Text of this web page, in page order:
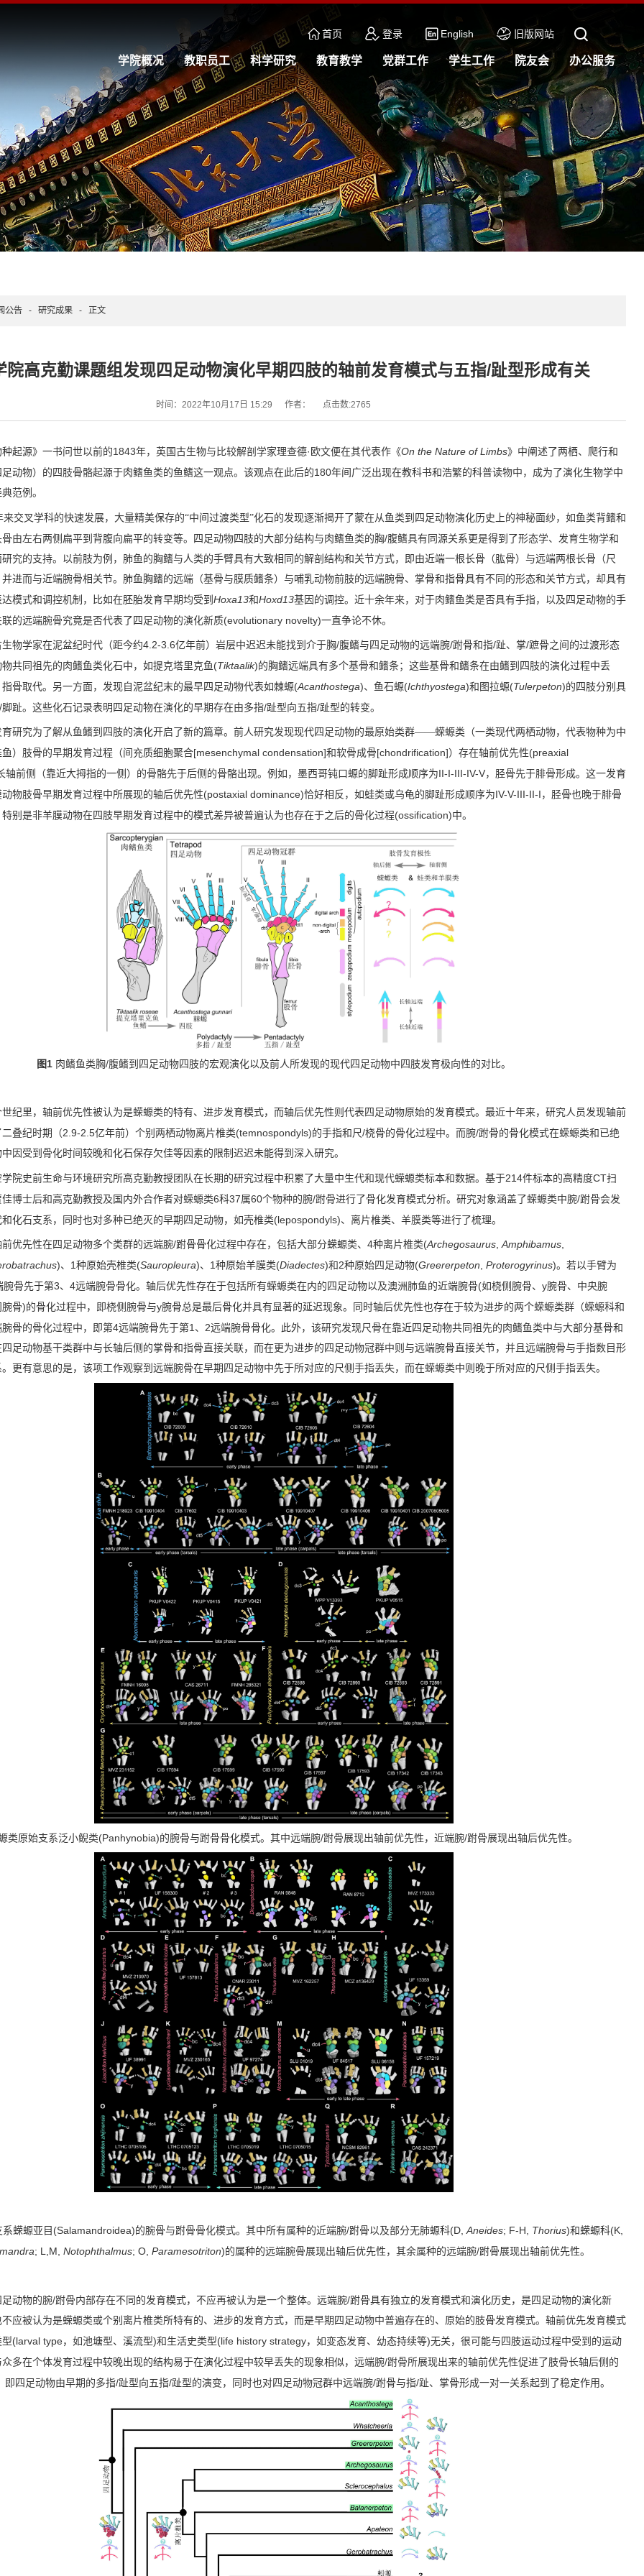
首页 登录 English 旧版网站
学院概况 教职员工 科学研究 教育教学 党群工作 学生工作 院友会 办公服务
公告 - 研究成果 - 正文
院高克勤课题组发现四足动物演化早期四肢的轴前发育模式与五指/趾型形成有关
时间：2022年10月17日 15:29 作者： 点击数:2765
起源》一书问世以前的1843年，英国古生物与比较解剖学家理查德· 欧文便在其代表作《On the Nature of Limbs》中阐述了两栖、爬行和
动物）的四肢骨骼起源于肉鳍鱼类的鱼鳍这一观点。该观点在此后的180年间广泛出现在教科书和浩繁的科普读物中，成为了演化生物学中
范例。
来交叉学科的快速发展，大量精美保存的“中间过渡类型”化石的发现逐渐揭开了蒙在从鱼类到四足动物演化历史上的神秘面纱，如鱼类背鳍和
由左右两侧扁平到背腹向扁平的转变等。四足动物四肢的大部分结构与肉鳍鱼类的胸/腹鳍具有同源关系更是得到了形态学、发育生物学和
究的支持。以前肢为例，肺鱼的胸鳍与人类的手臂具有大致相同的解剖结构和关节方式，即由近端一根长骨（肱骨）与远端两根长骨（尺
进而与近端腕骨相关节。肺鱼胸鳍的远端（基骨与膜质鳍条）与哺乳动物前肢的远端腕骨、掌骨和指骨具有不同的形态和关节方式，却具有
模式和调控机制，比如在胚胎发育早期均受到 Hoxa13和Hoxd13基因的调控。近十余年来，对于肉鳍鱼类是否具有手指，以及四足动物的手
的远端腕骨究竟是否代表了四足动物的演化新质(evolutionary novelty)一直争论不休。
物学家在泥盆纪时代（距今约4.2-3.6亿年前）岩层中迟迟未能找到介于胸/腹鳍与四足动物的远端腕/跗骨和指/趾、掌/蹠骨之间的过渡形态
共同祖先的肉鳍鱼类化石中，如提克塔里克鱼 (Tiktaalik)的胸鳍远端具有多个基骨和鳍条；这些基骨和鳍条在由鳍到四肢的演化过程中丢
骨取代。另一方面，发现自泥盆纪末的最早四足动物代表如棘螈(Acanthostega)、鱼石螈(Ichthyostega)和图拉螈(Tulerpeton)的四肢分别具
脚趾。这些化石记录表明四足动物在演化的早期存在由多指/趾型向五指/趾型的转变。
育研究为了解从鱼鳍到四肢的演化开启了新的篇章。前人研究发现现代四足动物的最原始类群——蝾螈类（一类现代两栖动物，代表物种为中
鱼）肢骨的早期发育过程（间充质细胞聚合[mesenchymal condensation]和软骨成骨[chondrification]）存在轴前优先性(preaxial
轴前侧（靠近大拇指的一侧）的骨骼先于后侧的骨骼出现。例如，墨西哥钝口螈的脚趾形成顺序为II-I-III-IV-V，胫骨先于腓骨形成。这一发育
物肢骨早期发育过程中所展现的轴后优先性(postaxial dominance)恰好相反，如蛙类或乌龟的脚趾形成顺序为IV-V-III-II-I ，胫骨也晚于腓骨
别是非羊膜动物在四肢早期发育过程中的模式差异被普遍认为也存在于之后的骨化过程(ossification)中。
图 1 肉鳍鱼类胸/腹鳍到四足动物四肢的宏观演化以及前人所发现的现代四足动物中四肢发育极向性的对比。
纪里，轴前优先性被认为是蝾螈类的特有、进步发育模式，而轴后优先性则代表四足动物原始的发育模式。最近十年来，研究人员发现轴前
叠纪时期（2.9-2.5亿年前）个别两栖动物离片椎类(temnospondyls)的手指和尺/桡骨的骨化过程中。而腕/跗骨的骨化模式在蝾螈类和已绝
因受到骨化时间较晚和化石保存欠佳等因素的限制迟迟未能得到深入研究。
院史前生命与环境研究所高克勤教授团队在长期的研究过程中积累了大量中生代和现代蝾螈类标本和数据。基于214件标本的高精度CT扫
博士后和高克勤教授及国内外合作者对蝾螈类6科37属60个物种的腕/跗骨进行了骨化发育模式分析。研究对象涵盖了蝾螈类中腕/跗骨会发
化石支系，同时也对多种已绝灭的早期四足动物，如壳椎类(lepospondyls)、离片椎类、羊膜类等进行了梳理。
优先性在四足动物多个类群的远端腕/跗骨骨化过程中存在，包括大部分蝾螈类、 4种离片椎类(Archegosaurus,Amphibamus,
)、 1种原始壳椎类(Sauropleura)、 1种原始羊膜类(Diadectes)和2种原始四足动物(Greererpeton, Proterogyrinus)。若以手臂为
腕骨先于第3、 4远端腕骨骨化。轴后优先性存在于包括所有蝾螈类在内的四足动物以及澳洲肺鱼的近端腕骨(如桡侧腕骨、 y腕骨、中央腕
骨)的骨化过程中，即桡侧腕骨与y腕骨总是最后骨化并具有显著的延迟现象。同时轴后优先性也存在于较为进步的两个蝾螈类群（蝾螈科和
骨的骨化过程中，即第4远端腕骨先于第1、 2远端腕骨骨化。此外，该研究发现尺骨在靠近四足动物共同祖先的肉鳍鱼类中与大部分基骨和
足动物基干类群中与长轴后侧的掌骨和指骨直接关联，而在更为进步的四足动物冠群中则与远端腕骨直接关节，并且远端腕骨与手指数目形
更有意思的是，该项工作观察到远端腕骨在早期四足动物中先于所对应的尺侧手指丢失，而在蝾螈类中则晚于所对应的尺侧手指丢失。
类原始支系泛小鲵类(Panhynobia)的腕骨与跗骨骨化模式。其中远端腕/跗骨展现出轴前优先性，近端腕/跗骨展现出轴后优先性。
蝾螈亚目 (Salamandroidea)的腕骨与跗骨骨化模式。其中所有属种的近端腕/跗骨以及部分无肺螈科(D,Aneides; F-H, Thorius)和蝾螈科(K,
; L,M,Notophthalmus; O,Paramesotriton)的属种的远端腕骨展现出轴后优先性，其余属种的远端腕/跗骨展现出轴前优先性。
动物的腕/跗骨内部存在不同的发育模式，不应再被认为是一个整体。远端腕/跗骨具有独立的发育模式和演化历史，是四足动物的演化新
应被认为是蝾螈类或个别离片椎类所特有的、进步的发育方式，而是早期四足动物中普遍存在的、原始的肢骨发育模式。轴前优先发育模式
(larval type，如池塘型、溪流型)和生活史类型(life history strategy，如变态发育、幼态持续等)无关，很可能与四肢运动过程中受到的运动
多在个体发育过程中较晚出现的结构易于在演化过程中较早丢失的现象相似，远端腕/跗骨所展现出来的轴前优先性促进了肢骨长轴后侧的
即四足动物由早期的多指/趾型向五指/趾型的演变，同时也对四足动物冠群中远端腕/跗骨与指/趾、掌骨形成一对一关系起到了稳定作用。